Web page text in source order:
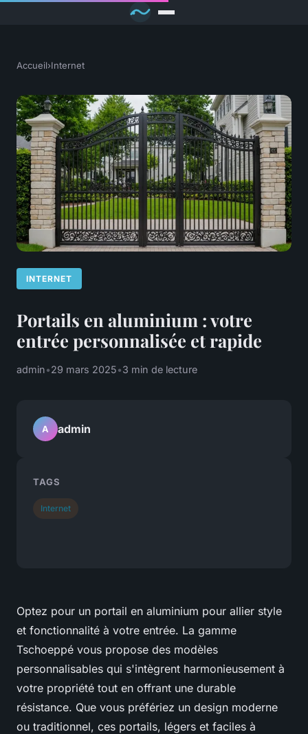
Accueil›Internet
INTERNET
Portails en aluminium : votre
entrée personnalisée et rapide
admin•29 mars 2025•3 min de lecture
Optez pour un portail en aluminium pour allier style
et fonctionnalité à votre entrée. La gamme
Tschoeppé vous propose des modèles
personnalisables qui s'intègrent harmonieusement à
votre propriété tout en offrant une durable
résistance. Que vous préfériez un design moderne
ou traditionnel, ces portails, légers et faciles à
A admin
TAGS
Internet